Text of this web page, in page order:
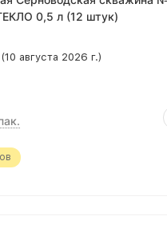
0,5 л (12 штук)
августа 2026 г.)